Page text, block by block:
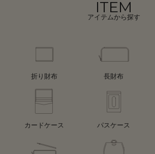
ITEM
アイテムから探す
折り財布 長財布
カードケース パスケース